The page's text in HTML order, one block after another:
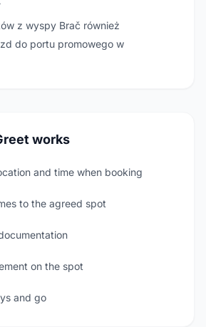
z wyspy Brač również
do portu promowego w
works
and time when booking
to the agreed spot
on the spot
and go